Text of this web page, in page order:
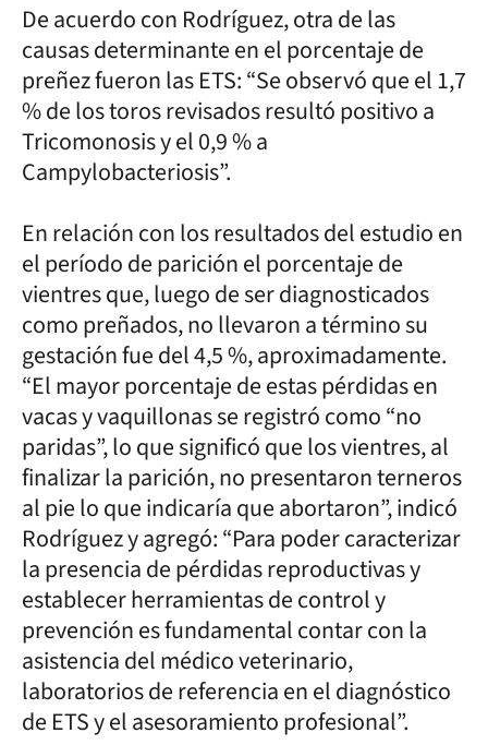
De acuerdo con Rodríguez, otra de las
causas determinante en el porcentaje de
preñez fueron las ETS: “Se observó que el 1,7
% de los toros revisados resultó positivo a
Tricomonosis y el 0,9 % a
Campylobacteriosis”.
En relación con los resultados del estudio en
el período de parición el porcentaje de
vientres que, luego de ser diagnosticados
como preñados, no llevaron a término su
gestación fue del 4,5 %, aproximadamente.
“El mayor porcentaje de estas pérdidas en
vacas y vaquillonas se registró como “no
paridas”, lo que significó que los vientres, al
finalizar la parición, no presentaron terneros
al pie lo que indicaría que abortaron”, indicó
Rodríguez y agregó: “Para poder caracterizar
la presencia de pérdidas reproductivas y
establecer herramientas de control y
prevención es fundamental contar con la
asistencia del médico veterinario,
laboratorios de referencia en el diagnóstico
de ETS y el asesoramiento profesional”.